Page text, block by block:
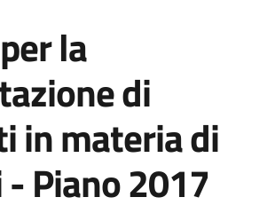
la
di
in materia di
Piano 2017